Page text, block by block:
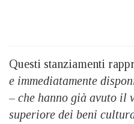
Questi stanziamenti
e immediatamente
– che hanno già avuto il
superiore dei beni